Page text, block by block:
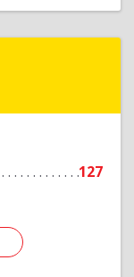
127
Подробнее